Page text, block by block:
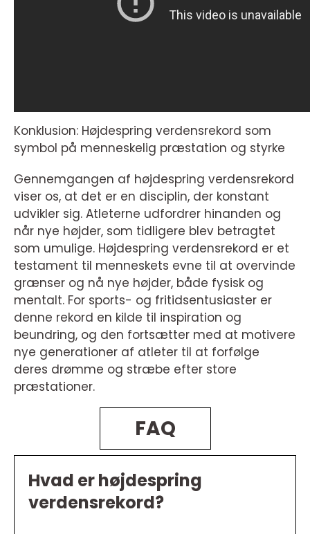
Konklusion: Højdespring verdensrekord som
symbol på menneskelig præstation og styrke
Gennemgangen af højdespring verdensrekord
viser os, at det er en disciplin, der konstant
udvikler sig. Atleterne udfordrer hinanden og
når nye højder, som tidligere blev betragtet
som umulige. Højdespring verdensrekord er et
testament til menneskets evne til at overvinde
grænser og nå nye højder, både fysisk og
mentalt. For sports- og fritidsentusiaster er
denne rekord en kilde til inspiration og
beundring, og den fortsætter med at motivere
nye generationer af atleter til at forfølge
deres drømme og stræbe efter store
præstationer.
FAQ
Hvad er højdespring
verdensrekord?